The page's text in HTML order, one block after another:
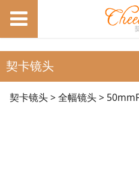
契卡镜头
50mmF1.4
契卡镜头>全幅镜头>